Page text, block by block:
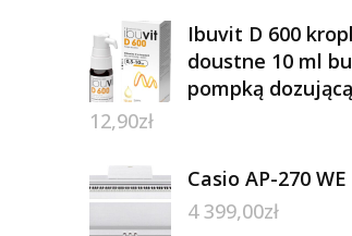
Ibuvit D 600
doustne 10 ml
pompką dozującą
12,90zł
Casio AP-270 WE
4 399,00zł